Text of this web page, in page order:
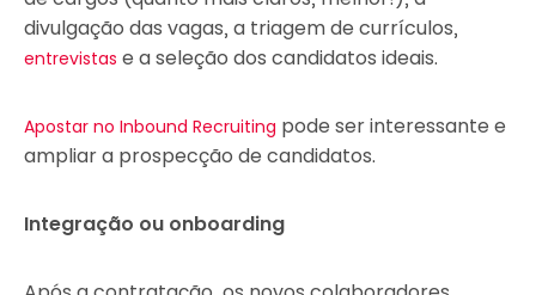
divulgação das vagas, a triagem de currículos,
entrevistas e a seleção dos candidatos ideais.
Apostar no Inbound Recruiting pode ser interessante e
ampliar a prospecção de candidatos.
Integração ou onboarding